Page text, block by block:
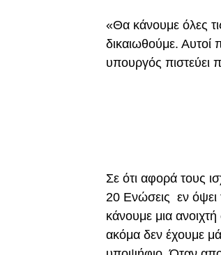
«Θα κάνουμε όλες
δικαιωθούμε.
υπουργός πιστεύει
Σε ότι αφορά τους
20 Ενώσεις εν
κάνουμε μια
ακόμα δεν έχουμε